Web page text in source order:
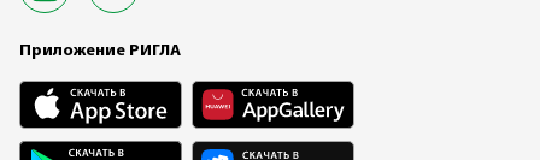
Приложение РИГЛА